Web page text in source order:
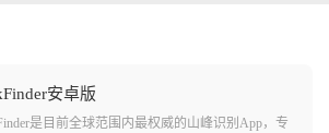
安卓版
是目前全球范围内最权威的山峰识别App，专